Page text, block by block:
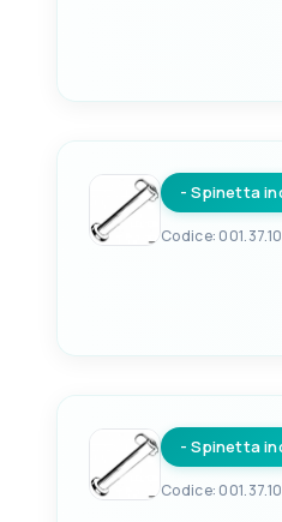
- Spinetta
Codice:
- Spinetta
Codice: